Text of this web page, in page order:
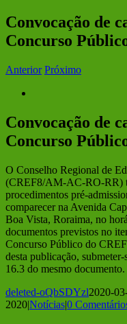
Convocação de
Concurso
Anterior Próximo
Convocação de
Concurso
O Conselho Regional de
(CREF8/AM-AC-RO-RR)
procedimentos pré-
comparecer na Avenida
Boa Vista, Roraima, no
documentos previstos no
Concurso Público do
desta publicação,
16.3 do mesmo documento.
deleted-oQbSDYzl2020-
2020|Notícias|0